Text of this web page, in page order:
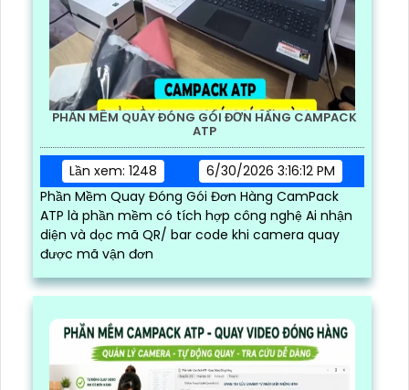
PHẦN MỀM QUAY ĐÓNG GÓI ĐƠN HÀNG CAMPACK
ATP
Lần xem: 1248
6/30/2026 3:16:12 PM
Phần Mềm Quay Đóng Gói Đơn Hàng CamPack
ATP là phần mềm có tích hợp công nghệ Ai nhận
diện và dọc mã QR/ bar code khi camera quay
được mã vận đơn